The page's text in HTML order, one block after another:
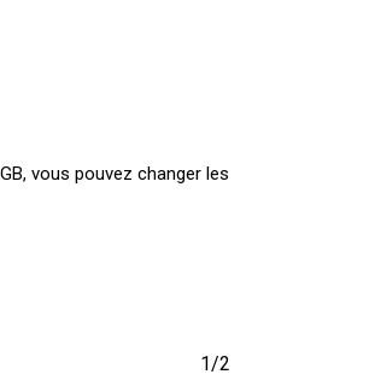
vous pouvez changer les
1/2